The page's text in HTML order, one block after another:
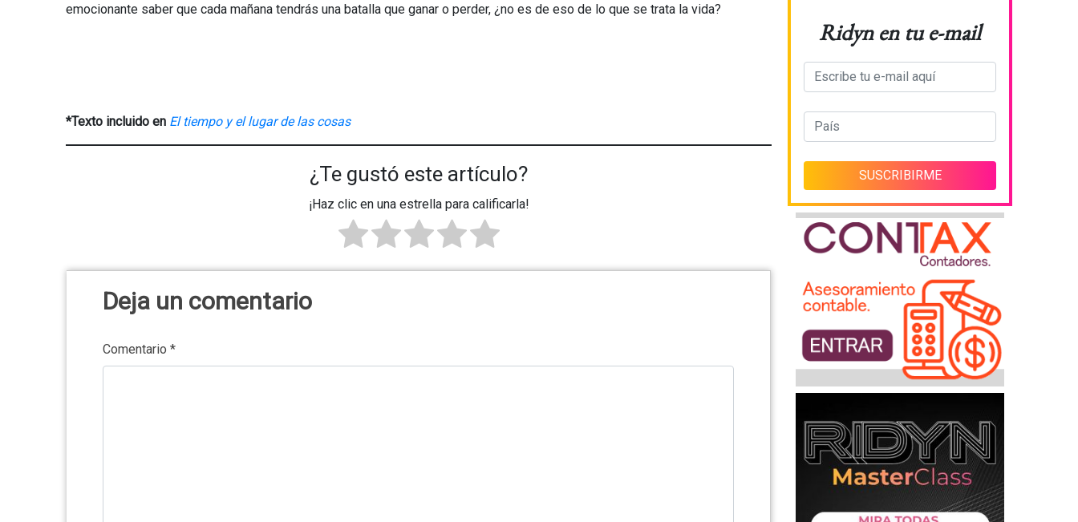
emocionante saber que cada mañana tendrás una batalla que ganar o perder, ¿no es de eso de lo que se trata la vida?
*Texto incluido en El tiempo y el lugar de las cosas
¿Te gustó este artículo?
¡Haz clic en una estrella para calificarla!
Deja un comentario
Comentario *
Ridyn en tu e-mail